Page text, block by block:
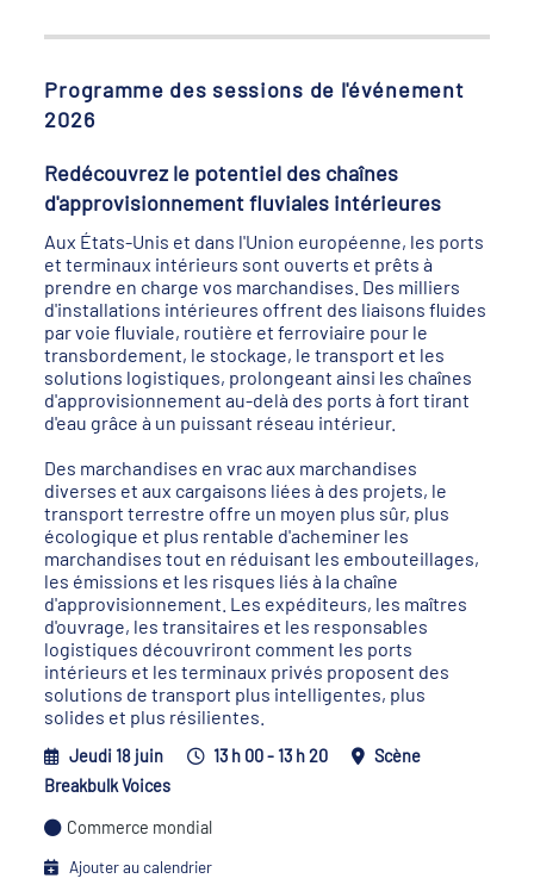
Programme des sessions de l'événement
2026
Redécouvrez le potentiel des chaînes
d'approvisionnement fluviales intérieures
Aux États-Unis et dans l'Union européenne, les ports
et terminaux intérieurs sont ouverts et prêts à
prendre en charge vos marchandises. Des milliers
d'installations intérieures offrent des liaisons fluides
par voie fluviale, routière et ferroviaire pour le
transbordement, le stockage, le transport et les
solutions logistiques, prolongeant ainsi les chaînes
d'approvisionnement au-delà des ports à fort tirant
d'eau grâce à un puissant réseau intérieur.
Des marchandises en vrac aux marchandises
diverses et aux cargaisons liées à des projets, le
transport terrestre offre un moyen plus sûr, plus
écologique et plus rentable d'acheminer les
marchandises tout en réduisant les embouteillages,
les émissions et les risques liés à la chaîne
d'approvisionnement. Les expéditeurs, les maîtres
d'ouvrage, les transitaires et les responsables
logistiques découvriront comment les ports
intérieurs et les terminaux privés proposent des
solutions de transport plus intelligentes, plus
solides et plus résilientes.
Jeudi 18 juin 13 h 00 - 13 h 20
Scène
Breakbulk Voices
Commerce mondial
Ajouter au calendrier